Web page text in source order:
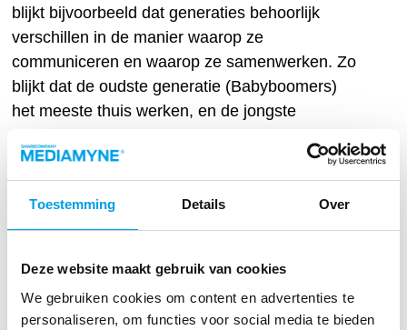
Toestemming Details Over
Deze website maakt gebruik van cookies
We gebruiken cookies om content en advertenties te
personaliseren, om functies voor social media te bieden
blijkt bijvoorbeeld dat generaties behoorlijk
verschillen in de manier waarop ze
communiceren en waarop ze samenwerken. Zo
blijkt dat de oudste generatie (Babyboomers)
het meeste thuis werken, en de jongste
minder. Jongeren zoeken vaak ondersteuning bij
collega’s, willen graag spontaan, on the spot,
leren, bijvoorbeeld doordat een oudere
medewerker even meteen meekijkt. Dit maakt
Kortom, vanuit dit perspectief zijn verbinding en